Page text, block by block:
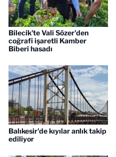
Bilecik'te Vali Sözer'den
coğrafi işaretli Kamber
Biberi hasadı
Balıkesir'de kıyılar anlık takip
ediliyor